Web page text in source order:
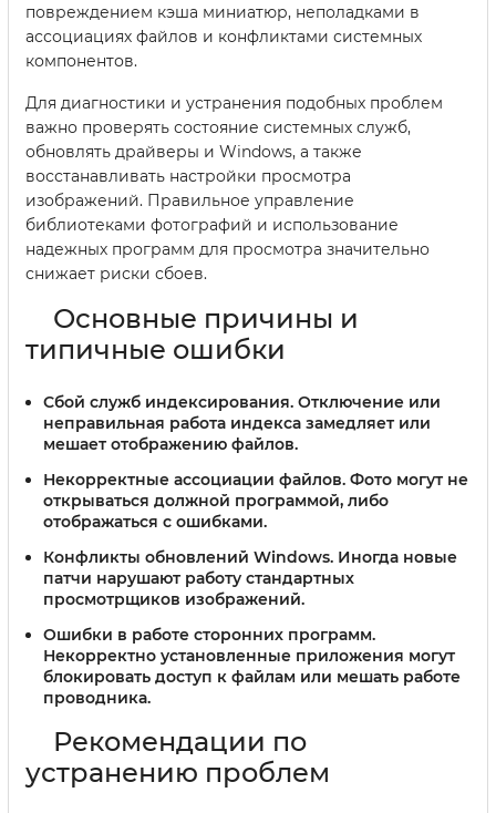
повреждением кэша миниатюр, неполадками в
ассоциациях файлов и конфликтами системных
компонентов.
Для диагностики и устранения подобных проблем
важно проверять состояние системных служб,
обновлять драйверы и Windows, а также
восстанавливать настройки просмотра
изображений. Правильное управление
библиотеками фотографий и использование
надежных программ для просмотра значительно
снижает риски сбоев.
Основные причины и
типичные ошибки
Сбой служб индексирования. Отключение или
неправильная работа индекса замедляет или
мешает отображению файлов.
Некорректные ассоциации файлов. Фото могут не
открываться должной программой, либо
отображаться с ошибками.
Конфликты обновлений Windows. Иногда новые
патчи нарушают работу стандартных
просмотрщиков изображений.
Ошибки в работе сторонних программ.
Некорректно установленные приложения могут
блокировать доступ к файлам или мешать работе
проводника.
Рекомендации по
устранению проблем